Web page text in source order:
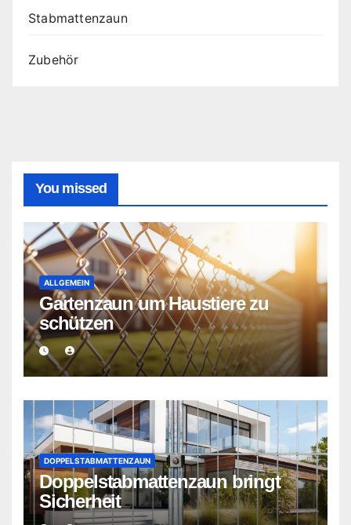
Stabmattenzaun
Zubehör
You missed
ALLGEMEIN
Gartenzaun um Haustiere zu
schützen
DOPPELSTABMATTENZAUN
Doppelstabmattenzaun bringt
Sicherheit